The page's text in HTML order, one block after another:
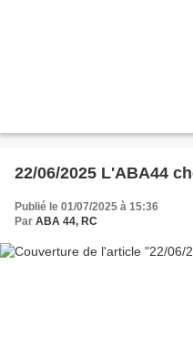
22/06/2025 L'ABA44
Publié le 01/07/2025 à 15:36
Par ABA 44, RC